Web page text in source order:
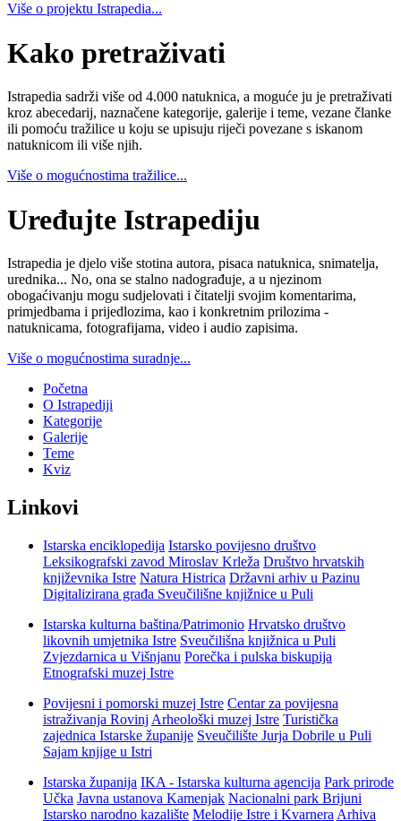
Više o projektu Istrapedia...
Kako pretraživati
Istrapedia sadrži više od 4.000 natuknica, a moguće ju je pretraživati
kroz abecedarij, naznačene kategorije, galerije i teme, vezane članke
ili pomoću tražilice u koju se upisuju riječi povezane s iskanom
natuknicom ili više njih.
Više o mogućnostima tražilice...
Uređujte Istrapediju
Istrapedia je djelo više stotina autora, pisaca natuknica, snimatelja,
urednika... No, ona se stalno nadograđuje, a u njezinom
obogaćivanju mogu sudjelovati i čitatelji svojim komentarima,
primjedbama i prijedlozima, kao i konkretnim prilozima -
natuknicama, fotografijama, video i audio zapisima.
Više o mogućnostima suradnje...
Početna
O Istrapediji
Kategorije
Galerije
Teme
Kviz
Linkovi
Istarska enciklopedija Istarsko povijesno društvo
Leksikografski zavod Miroslav Krleža Društvo hrvatskih
književnika Istre Natura Histrica Državni arhiv u Pazinu
Digitalizirana građa Sveučilišne knjižnice u Puli
Istarska kulturna baština/Patrimonio Hrvatsko društvo
likovnih umjetnika Istre Sveučilišna knjižnica u Puli
Zvjezdarnica u Višnjanu Porečka i pulska biskupija
Etnografski muzej Istre
Povijesni i pomorski muzej Istre Centar za povijesna
istraživanja Rovinj Arheološki muzej Istre Turistička
zajednica Istarske županije Sveučilište Jurja Dobrile u Puli
Sajam knjige u Istri
Istarska županija IKA - Istarska kulturna agencija Park prirode
Učka Javna ustanova Kamenjak Nacionalni park Brijuni
Istarsko narodno kazalište Melodije Istre i Kvarnera Arhiva